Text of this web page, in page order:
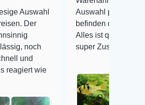
Auswahl plus gesundheitliches
befinden der Fische einwandfrei.
Alles ist quick lebendig und im
super Zustand. Gerne wieder 😃